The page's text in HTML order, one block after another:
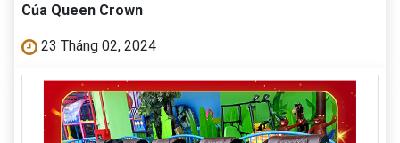
Của Queen Crown
23 Tháng 02, 2024